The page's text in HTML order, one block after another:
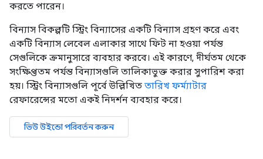
করতে পারেন।
বিন্যাস বিকল্পটি স্ট্রিং বিন্যাসের একটি বিন্যাস গ্রহণ করে এবং
একটি বিন্যাস লেবেল এলাকার সাথে ফিট না হওয়া পর্যন্ত
সেগুলিকে ক্রমানুসারে ব্যবহার করবে। এই কারণে, দীর্ঘতম থেকে
সংক্ষিপ্ততম পর্যন্ত বিন্যাসগুলি তালিকাভুক্ত করার সুপারিশ করা
হয়। স্ট্রিং বিন্যাসগুলি পূর্বে উল্লিখিত তারিখ ফর্ম্যাটার
রেফারেন্সের মতো একই নিদর্শন ব্যবহার করে।